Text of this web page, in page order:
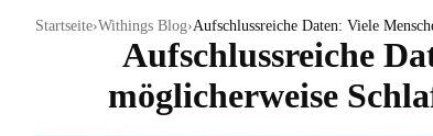
Startseite Withings Blog Aufschlussreiche Daten: Viele
Aufschlussreiche
möglicherweise